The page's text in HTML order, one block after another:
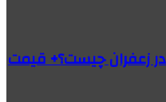
زعفران چیست؟+ قیمت